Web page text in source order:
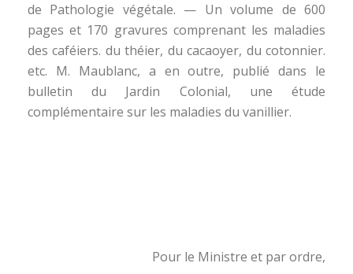
de Pathologie végétale. — Un volume de 600
pages et 170 gravures comprenant les maladies
des caféiers. du théier, du cacaoyer, du cotonnier.
etc. M. Maublanc, a en outre, publié dans le
bulletin du Jardin Colonial, une étude
complémentaire sur les maladies du vanillier.
Pour le Ministre et par ordre,